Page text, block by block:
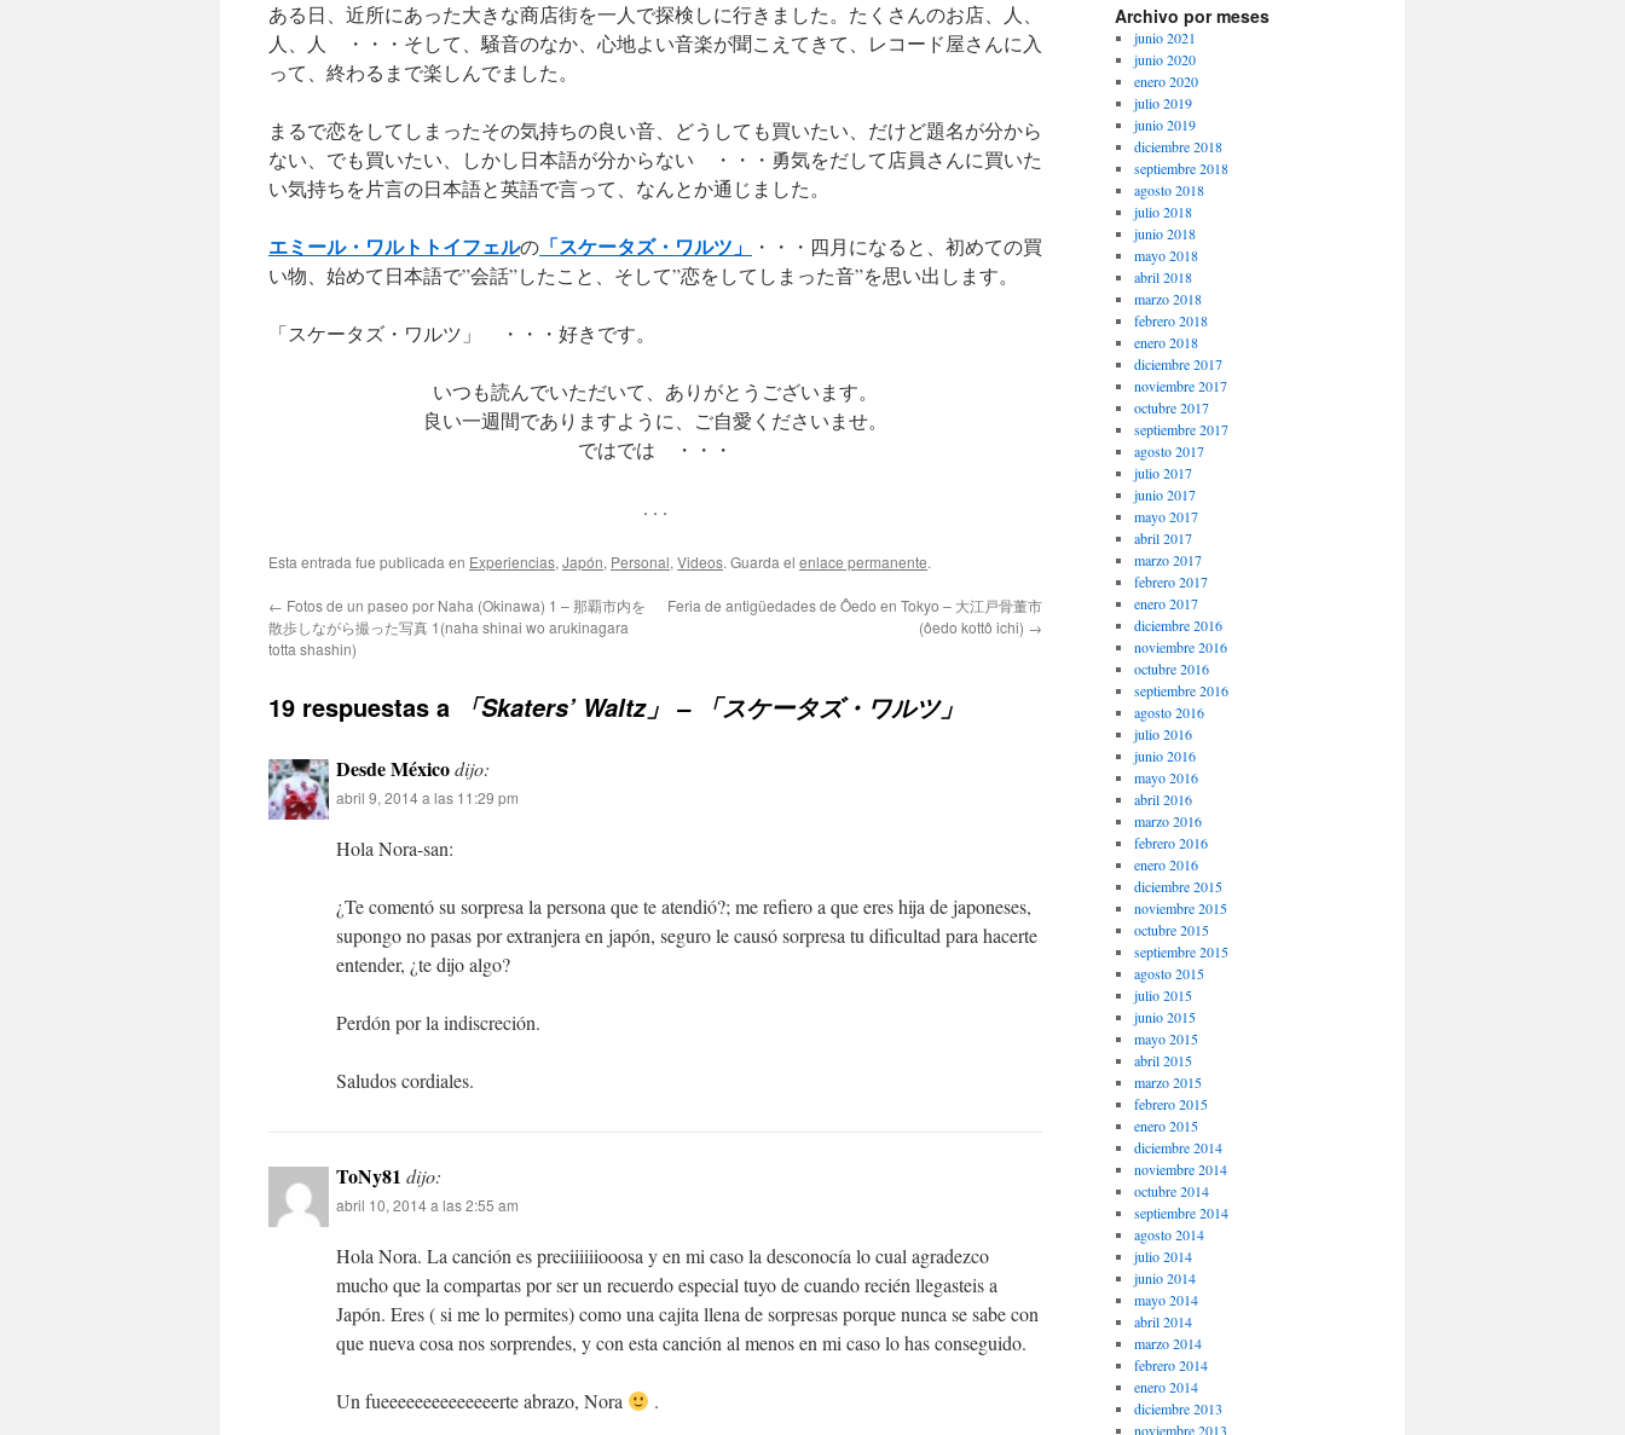
ある日、近所にあった大きな商店街を一人で探検しに行きました。たくさんのお店、人、
人、人 ・・・そして、騒音のなか、心地よい音楽が聞こえてきて、レコード屋さんに入
って、終わるまで楽しんでました。
まるで恋をしてしまったその気持ちの良い音、どうしても買いたい、だけど題名が分から
ない、でも買いたい、しかし日本語が分からない ・・・勇気をだして店員さんに買いた
い気持ちを片言の日本語と英語で言って、なんとか通じました。
エミール・ワルトトイフェルの 「スケータズ・ワルツ」
・・・四月になると、初めての買
い物、始めて日本語で”会話”したこと、そして”恋をしてしまった音”を思い出します。
「スケータズ・ワルツ」 ・・・好きです。
いつも読んでいただいて、ありがとうございます。
良い一週間でありますように、ご自愛くださいませ。
ではでは ・・・
. . .
Esta entrada fue publicada en Experiencias, Japón, Personal, Videos. Guarda el enlace permanente.
← Fotos de un paseo por Naha (Okinawa) 1 – 那覇市内を
散歩しながら撮った写真 1(naha shinai wo arukinagara
totta shashin)
Feria de antigüedades de Ôedo en Tokyo – 大江戸骨董市
(ôedo kottô ichi) →
19 respuestas a 「Skaters’ Waltz」 – 「スケータズ・ワルツ」
Desde Méxicodijo:
abril 9, 2014 a las 11:29 pm
Hola Nora-san:
¿Te comentó su sorpresa la persona que te atendió?; me refiero a que eres hija de japoneses,
supongo no pasas por extranjera en japón, seguro le causó sorpresa tu dificultad para hacerte
entender, ¿te dijo algo?
Perdón por la indiscreción.
Saludos cordiales.
ToNy81 dijo:
abril 10, 2014 a las 2:55 am
Hola Nora. La canción es preciiiiiiooosa y en mi caso la desconocía lo cual agradezco
mucho que la compartas por ser un recuerdo especial tuyo de cuando recién llegasteis a
Japón. Eres ( si me lo permites) como una cajita llena de sorpresas porque nunca se sabe con
que nueva cosa nos sorprendes, y con esta canción al menos en mi caso lo has conseguido.
Un fueeeeeeeeeeeeeerte abrazo, Nora .
Archivo por meses
junio 2021
junio 2020
enero 2020
julio 2019
junio 2019
diciembre 2018
septiembre 2018
agosto 2018
julio 2018
junio 2018
mayo 2018
abril 2018
marzo 2018
febrero 2018
enero 2018
diciembre 2017
noviembre 2017
octubre 2017
septiembre 2017
agosto 2017
julio 2017
junio 2017
mayo 2017
abril 2017
marzo 2017
febrero 2017
enero 2017
diciembre 2016
noviembre 2016
octubre 2016
septiembre 2016
agosto 2016
julio 2016
junio 2016
mayo 2016
abril 2016
marzo 2016
febrero 2016
enero 2016
diciembre 2015
noviembre 2015
octubre 2015
septiembre 2015
agosto 2015
julio 2015
junio 2015
mayo 2015
abril 2015
marzo 2015
febrero 2015
enero 2015
diciembre 2014
noviembre 2014
octubre 2014
septiembre 2014
agosto 2014
julio 2014
junio 2014
mayo 2014
abril 2014
marzo 2014
febrero 2014
enero 2014
diciembre 2013
noviembre 2013